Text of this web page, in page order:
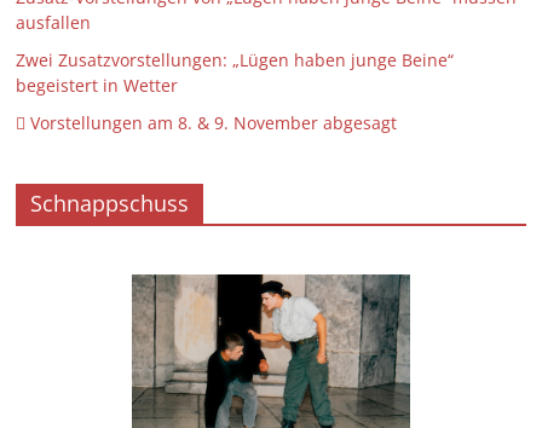
ausfallen
Zwei Zusatzvorstellungen: „Lügen haben junge Beine“
begeistert in Wetter
 Vorstellungen am 8. & 9. November abgesagt
Schnappschuss